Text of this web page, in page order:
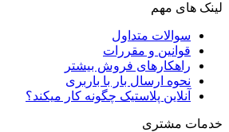
لینک های مهم
سوالات متداول
قوانین و مقررات
راهکارهای فروش بیشتر
نحوه ارسال بار با باربری
آنلاین پلاستیک چگونه کار میکند؟
خدمات مشتری